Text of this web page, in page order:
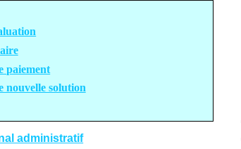
paiement
nouvelle solution
administratif